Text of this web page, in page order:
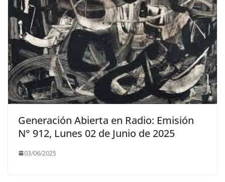
Generación Abierta en Radio: Emisión
N° 912, Lunes 02 de Junio de 2025
03/06/2025